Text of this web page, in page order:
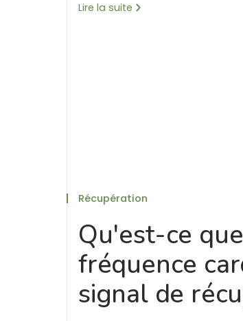
Lire la suite
Récupération
Qu'est-ce
fréquence
signal de